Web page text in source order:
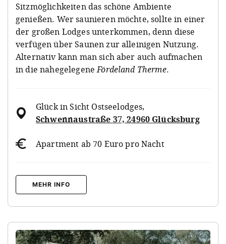
Sitzmöglichkeiten das schöne Ambiente
genießen. Wer saunieren möchte, sollte in einer
der großen Lodges unterkommen, denn diese
verfügen über Saunen zur alleinigen Nutzung.
Alternativ kann man sich aber auch aufmachen
in die nahegelegeneFördeland Therme.
Glück in Sicht Ostseelodges,
Schwennaustraße 37, 24960 Glücksburg
Apartment ab 70 Euro pro Nacht
MEHR INFO